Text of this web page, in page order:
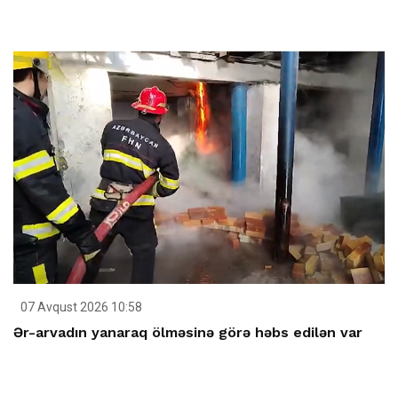
07 Avqust 2026 10:58
Ər-arvadın yanaraq ölməsinə görə həbs edilən var